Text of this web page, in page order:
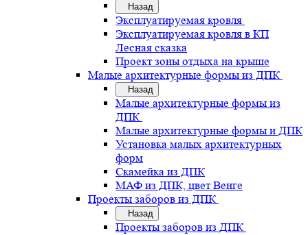
Назад
Эксплуатируемая кровля
Эксплуатируемая кровля в КП
Лесная сказка
Проект зоны отдыха на крыше
Малые архитектурные формы из ДПК
Назад
Малые архитектурные формы из
ДПК
Малые архитектурные формы и ДПК
Установка малых архитектурных
форм
Скамейка из ДПК
МАФ из ДПК, цвет Венге
Проекты заборов из ДПК
Назад
Проекты заборов из ДПК